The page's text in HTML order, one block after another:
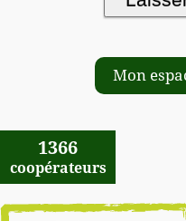
Mon
1366
coopérateurs